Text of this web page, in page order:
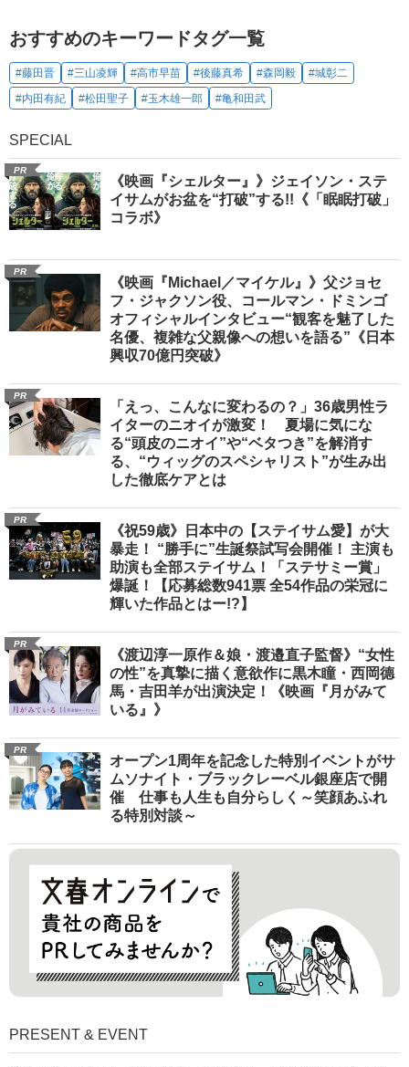
おすすめのキーワードタグ一覧
#藤田晋 #三山凌輝 #高市早苗 #後藤真希 #森岡毅
#城彰二
#内田有紀
#松田聖子 #玉木雄一郎 #亀和田武
SPECIAL
PR
《映画『シェルター』》ジェイソン・ステ
イサムがお盆を“打破”する!!《「眠眠打破」
コラボ》
PR
《映画『Michael／マイケル』》父ジョセ
フ・ジャクソン役、コールマン・ドミンゴ
オフィシャルインタビュー“観客を魅了した
名優、複雑な父親像への想いを語る”《日本
興収70億円突破》
PR
「えっ、こんなに変わるの？」36歳男性ラ
イターのニオイが激変！ 夏場に気にな
る“頭皮のニオイ”や“ベタつき”を解消す
る、“ウィッグのスペシャリスト”が生み出
した徹底ケアとは
PR
《祝59歳》日本中の【ステイサム愛】が大
暴走！ “勝手に”生誕祭試写会開催！ 主演も
助演も全部ステイサム！「ステサミー賞」
爆誕！【応募総数941票 全54作品の栄冠に
輝いた作品とはー!?】
PR
《渡辺淳一原作＆娘・渡邉直子監督》“女性
の性”を真摯に描く意欲作に黒木瞳・西岡德
馬・吉田羊が出演決定！《映画『月がみて
いる』》
PR
オープン1周年を記念した特別イベントがサ
ムソナイト・ブラックレーベル銀座店で開
催 仕事も人生も自分らしく～笑顔あふれ
る特別対談～
PRESENT & EVENT